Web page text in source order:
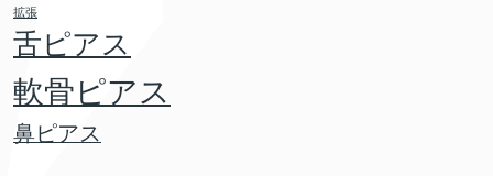
拡張
舌ピアス
軟骨ピアス
鼻ピアス